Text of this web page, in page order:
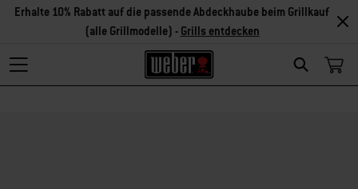
Search
Erhalte 10% Rabatt auf die passende Abdeckhaube beim Grillkauf
(alle Grillmodelle) - Grills entdecken